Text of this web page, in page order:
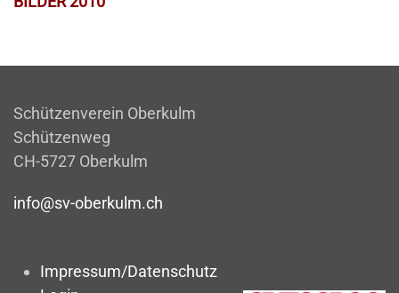
Schützenverein Oberkulm
Schützenweg
CH-5727 Oberkulm
info@sv-oberkulm.ch
Impressum/Datenschutz